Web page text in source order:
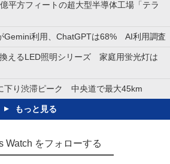
平方フィートの超大型半導体工場「テラ
Gemini利用、ChatGPTは68% AI利用調査
えるLED照明シリーズ 家庭用蛍光灯は
下り渋滞ピーク 中央道で最大45km
もっと見る
Watch をフォローする